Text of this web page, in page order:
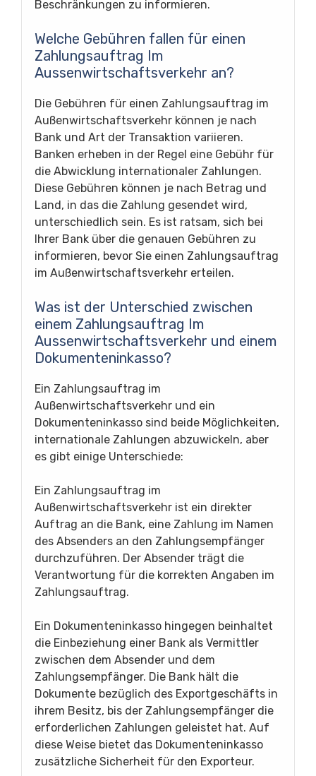
Beschränkungen zu informieren.
Welche Gebühren fallen für einen
Zahlungsauftrag Im
Aussenwirtschaftsverkehr an?
Die Gebühren für einen Zahlungsauftrag im
Außenwirtschaftsverkehr können je nach
Bank und Art der Transaktion variieren.
Banken erheben in der Regel eine Gebühr für
die Abwicklung internationaler Zahlungen.
Diese Gebühren können je nach Betrag und
Land, in das die Zahlung gesendet wird,
unterschiedlich sein. Es ist ratsam, sich bei
Ihrer Bank über die genauen Gebühren zu
informieren, bevor Sie einen Zahlungsauftrag
im Außenwirtschaftsverkehr erteilen.
Was ist der Unterschied zwischen
einem Zahlungsauftrag Im
Aussenwirtschaftsverkehr und einem
Dokumenteninkasso?
Ein Zahlungsauftrag im
Außenwirtschaftsverkehr und ein
Dokumenteninkasso sind beide Möglichkeiten,
internationale Zahlungen abzuwickeln, aber
es gibt einige Unterschiede:
Ein Zahlungsauftrag im
Außenwirtschaftsverkehr ist ein direkter
Auftrag an die Bank, eine Zahlung im Namen
des Absenders an den Zahlungsempfänger
durchzuführen. Der Absender trägt die
Verantwortung für die korrekten Angaben im
Zahlungsauftrag.
Ein Dokumenteninkasso hingegen beinhaltet
die Einbeziehung einer Bank als Vermittler
zwischen dem Absender und dem
Zahlungsempfänger. Die Bank hält die
Dokumente bezüglich des Exportgeschäfts in
ihrem Besitz, bis der Zahlungsempfänger die
erforderlichen Zahlungen geleistet hat. Auf
diese Weise bietet das Dokumenteninkasso
zusätzliche Sicherheit für den Exporteur.